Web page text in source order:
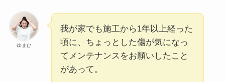
ゆまひ
我が家でも施工から1年以上経った
頃に、ちょっとした傷が気になっ
てメンテナンスをお願いしたこと
があって。